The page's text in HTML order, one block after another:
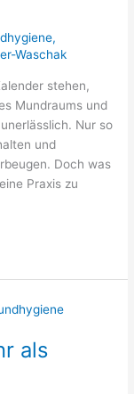
,
Waschak
stehen,
Mundraums und
Nur so
und
Doch was
Praxis zu
als